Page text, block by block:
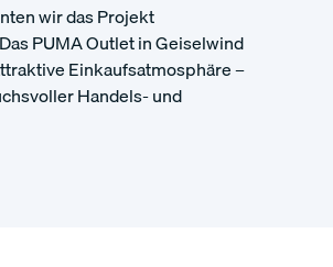
wir das Projekt
PUMA Outlet in Geiselwind
Einkaufsatmosphäre –
Handels- und